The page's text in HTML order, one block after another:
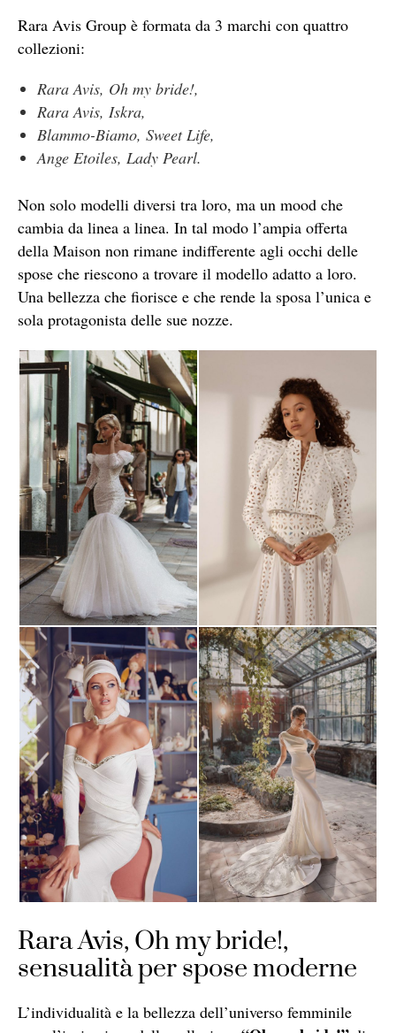
Rara Avis Group è formata da 3 marchi con quattro
collezioni:
Rara Avis, Oh my bride!,
Rara Avis, Iskra,
Blammo-Biamo, Sweet Life,
Ange Etoiles, Lady Pearl.
Non solo modelli diversi tra loro, ma un mood che
cambia da linea a linea. In tal modo l’ampia offerta
della Maison non rimane indifferente agli occhi delle
spose che riescono a trovare il modello adatto a loro.
Una bellezza che fiorisce e che rende la sposa l’unica e
sola protagonista delle sue nozze.
Rara Avis, Oh my bride!,
sensualità per spose moderne
L’individualità e la bellezza dell’universo femminile